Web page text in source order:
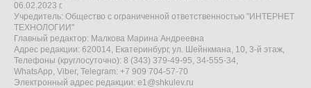
06.02.2023 г.
Учредитель: Общество с ограниченной ответственностью "ИНТЕРНЕТ
ТЕХНОЛОГИИ"
Главный редактор: Малкова Марина Андреевна
Адрес редакции: 620014, Екатеринбург, ул. Шейнкмана, 10, 3-й этаж,
Телефоны (круглосуточно): 8 (343) 379-49-95, 34-555-34,
WhatsApp, Viber, Telegram: +7 909 704-57-70
Электронный адрес редакции: e1@shkulev.ru